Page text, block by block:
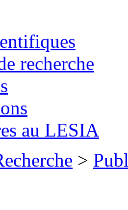
recherche
au LESIA
>